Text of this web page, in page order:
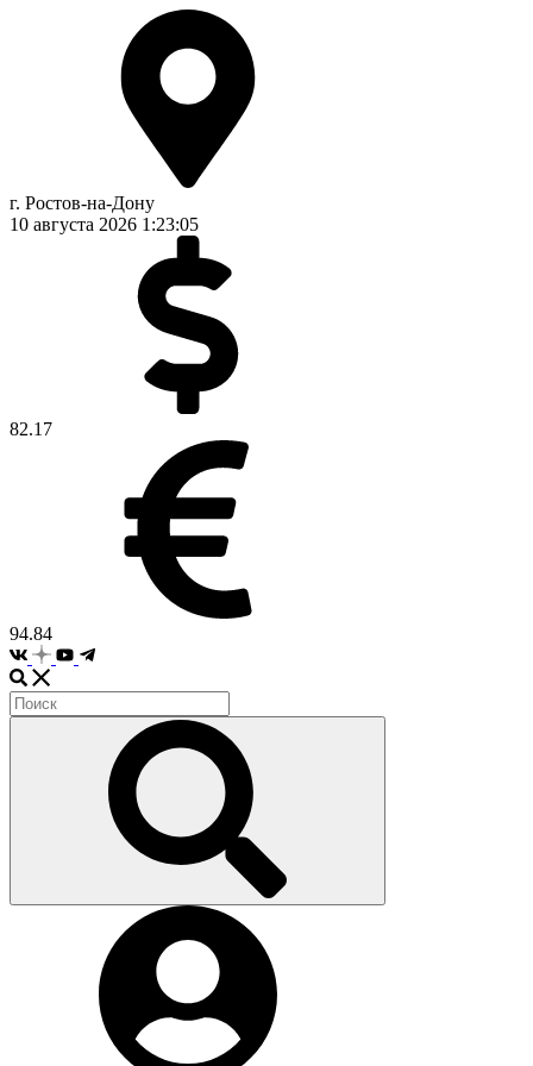
г. Ростов-на-Дону
10 августа 2026 1:23:06
82.17
94.84